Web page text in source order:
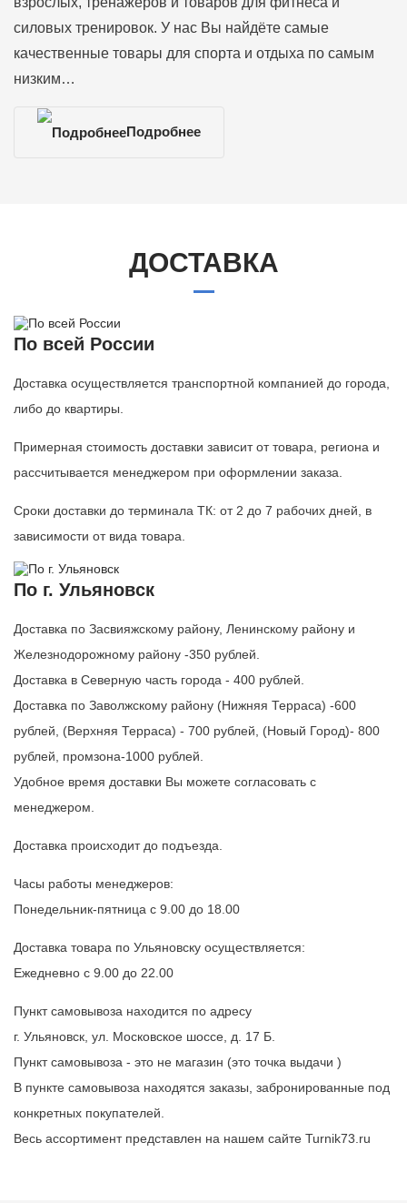
силовых тренировок. У нас Вы найдёте самые
качественные товары для спорта и отдыха по самым
низким…
Подробнее
ДОСТАВКА
По всей России
Доставка осуществляется транспортной компанией до города,
либо до квартиры.
Примерная стоимость доставки зависит от товара, региона и
рассчитывается менеджером при оформлении заказа.
Сроки доставки до терминала ТК: от 2 до 7 рабочих дней, в
зависимости от вида товара.
По г. Ульяновск
Доставка по Засвияжскому району, Ленинскому району и
Железнодорожному району -350 рублей.
Доставка в Северную часть города - 400 рублей.
Доставка по Заволжскому району (Нижняя Терраса) -600
рублей, (Верхняя Терраса) - 700 рублей, (Новый Город)- 800
рублей, промзона-1000 рублей.
Удобное время доставки Вы можете согласовать с
менеджером.
Доставка происходит до подъезда.
Часы работы менеджеров:
Понедельник-пятница с 9.00 до 18.00
Доставка товара по Ульяновску осуществляется:
Ежедневно с 9.00 до 22.00
Пункт самовывоза находится по адресу
г. Ульяновск, ул. Московское шоссе, д. 17 Б.
Пункт самовывоза - это не магазин (это точка выдачи )
В пункте самовывоза находятся заказы, забронированные под
конкретных покупателей.
Весь ассортимент представлен на нашем сайте Turnik73.ru